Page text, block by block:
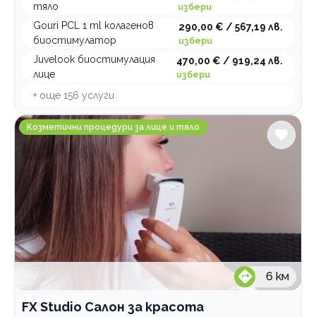
тяло
избери
Gouri PCL 1 ml колагенов
биостимулатор
290,00 € / 567,19 лв.
избери
Juvelook биостимулация
лице
470,00 € / 919,24 лв.
избери
+ още 156 услуги
FX Studio Салон за красота
Козметични процедури за лице и тяло
6 км
FX Studio Салон за красота